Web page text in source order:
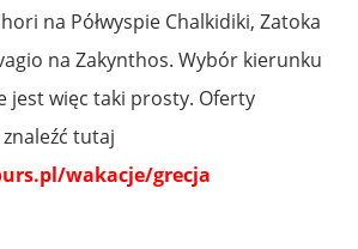
na Półwyspie Chalkidiki, Zatoka
na Zakynthos. Wybór kierunku
jest więc taki prosty. Oferty
tutaj
wakacje/grecja